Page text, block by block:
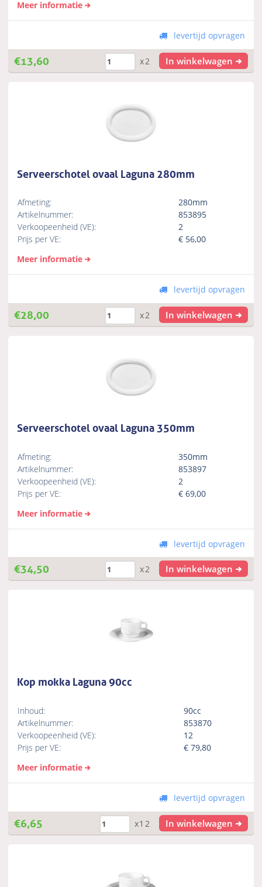
Meer informatie
levertijd opvragen
€13,60 x2 In winkelwagen
Serveerschotel ovaal Laguna 280mm
Afmeting:
280mm
Artikelnummer:
853895
Verkoopeenheid (VE):
2
Prijs per VE:
€ 56,00
Meer informatie
levertijd opvragen
€28,00 x2 In winkelwagen
Serveerschotel ovaal Laguna 350mm
Afmeting:
350mm
Artikelnummer:
853897
Verkoopeenheid (VE):
2
Prijs per VE:
€69,00
Meer informatie
levertijd opvragen
€34,50 x2 In winkelwagen
Kop mokka Laguna 90cc
Inhoud:
90cc
Artikelnummer:
853870
Verkoopeenheid (VE):
12
Prijs per VE:
€79,80
Meer informatie
levertijd opvragen
€6,65 x12 In winkelwagen